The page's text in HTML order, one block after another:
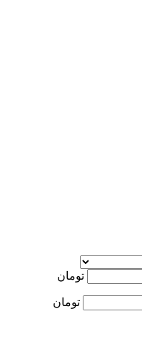
تومان
تومان